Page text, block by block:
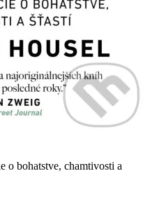
o bohatstve, chamtivosti a